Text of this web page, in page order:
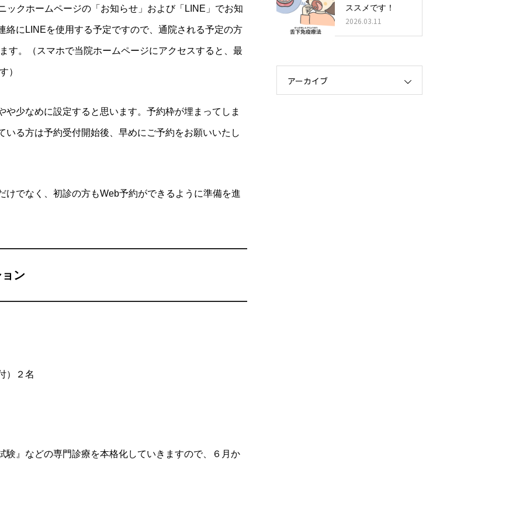
ックホームページの「お知らせ」および「LINE」でお知
絡にLINEを使用する予定ですので、通院される予定の方
す。（スマホで当院ホームページにアクセスすると、最
）
や少なめに設定すると思います。予約枠が埋まってしま
いる方は予約受付開始後、早めにご予約をお願いいたし
けでなく、初診の方もWeb予約ができるように準備を進
ン
）２名
験』などの専門診療を本格化していきますので、６月か
ススメです！
2026.03.11
アーカイブ